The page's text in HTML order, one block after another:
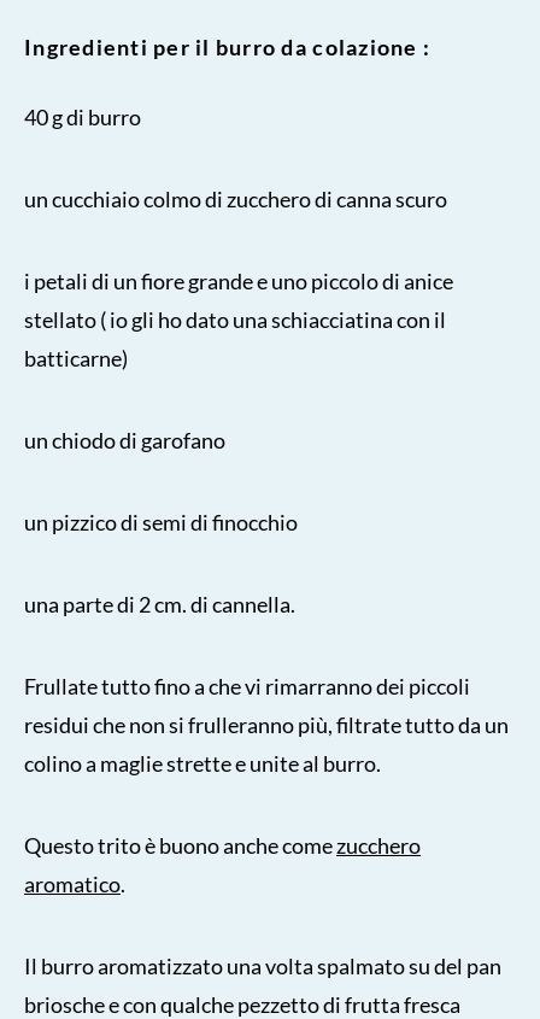
Ingredienti per il burro da colazione :
40 g di burro
un cucchiaio colmo di zucchero di canna scuro
i petali di un fiore grande e uno piccolo di anice
stellato ( io gli ho dato una schiacciatina con il
batticarne)
un chiodo di garofano
un pizzico di semi di finocchio
una parte di 2 cm. di cannella.
Frullate tutto fino a che vi rimarranno dei piccoli
residui che non si frulleranno più, filtrate tutto da un
colino a maglie strette e unite al burro.
Questo trito è buono anche comezucchero
aromatico.
Il burro aromatizzato una volta spalmato su del pan
briosche e con qualche pezzetto di frutta fresca